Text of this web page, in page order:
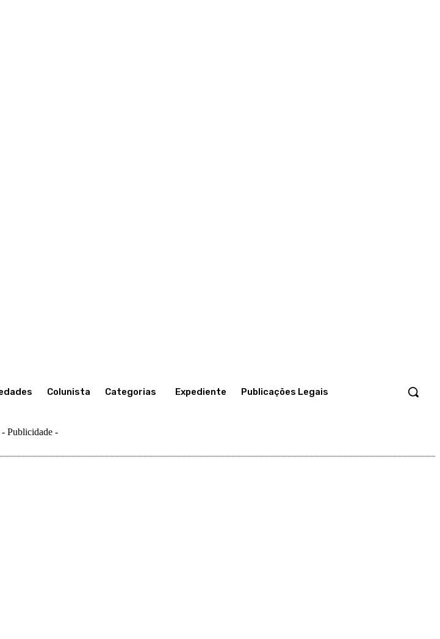
Colunista Categorias Expediente Publicações Legais
- Publicidade -